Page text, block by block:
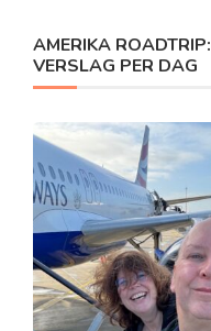
AMERIKA ROADTRIP:
VERSLAG PER DAG